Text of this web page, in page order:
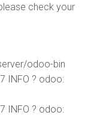
check your
odoo-bin
INFO ? odoo:
INFO ? odoo: